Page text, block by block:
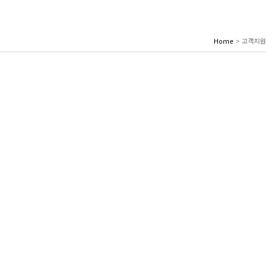
Home > 고객지원